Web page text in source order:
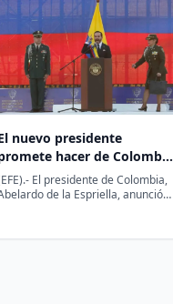
nuevo presidente
hacer de Colombia
país seguro para invertir
El presidente de Colombia,
de la Espriella, anunció